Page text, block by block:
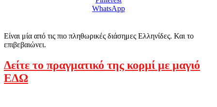
WhatsApp
Είναι μία από τις πιο πληθωρικές διάσημες Ελληνίδες. Και το
επιβεβαιώνει.
Δείτε το πραγματικό της κορμί με μαγιό
ΕΔΩ